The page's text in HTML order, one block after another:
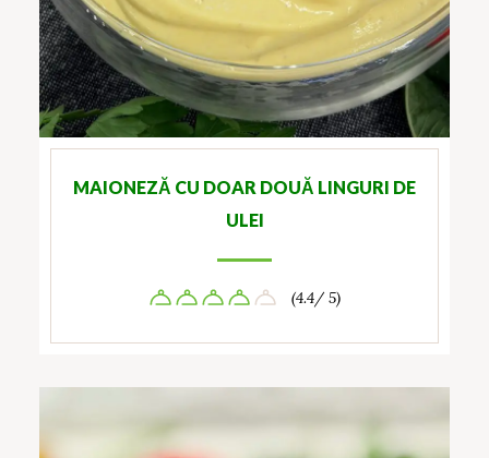
MAIONEZĂ CU DOAR DOUĂ LINGURI DE
ULEI
(4.4/ 5)